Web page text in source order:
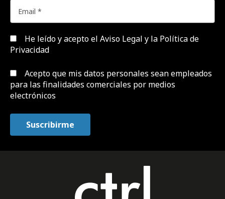
He leído y acepto el Aviso Legal y la Política de
Privacidad
Acepto que mis datos personales sean empleados
para las finalidades comerciales por medios
electrónicos